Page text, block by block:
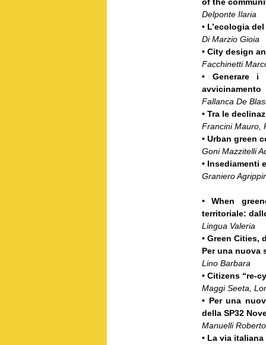
of the
Delponte Ilaria
• L’ecologia
Di Marzio Gioia
• City design
Facchinetti
• Generare i
avvicinamento
Fallanca De
• Tra le
Francini Mauro,
• Urban green
Goni Mazzitelli
• Insediamenti
Graniero
• When
territoriale:
Lingua Valeria
• Green Cities,
Per una nuova
Lino Barbara
• Citizens
Maggi Seeta,
• Per una
della SP32
Manuelli
• La via